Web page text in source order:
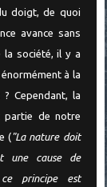
doigt, de quoi
avance sans
la société, il y a
à la
Cependant, la
partie de notre
("La nature doit
une cause de
principe est